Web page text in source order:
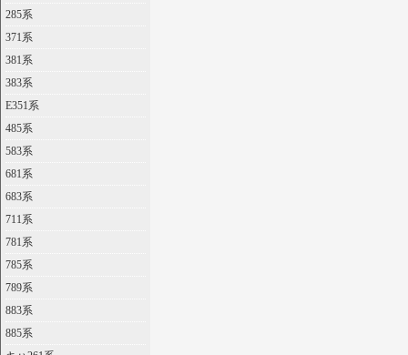
285系
371系
381系
383系
E351系
485系
583系
681系
683系
711系
781系
785系
789系
883系
885系